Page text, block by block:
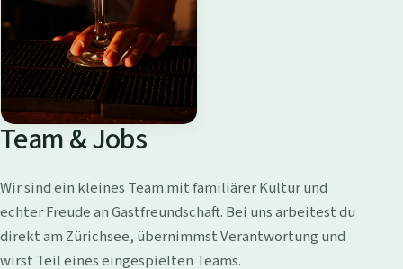
Team & Jobs
Wir sind ein kleines Team mit familiärer Kultur und
echter Freude an Gastfreundschaft. Bei uns arbeitest du
direkt am Zürichsee, übernimmst Verantwortung und
wirst Teil eines eingespielten Teams.